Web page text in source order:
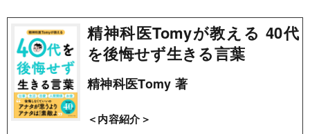
精神科医Tomyが教える 40代
を後悔せず生きる言葉
精神科医Tomy 著
＜内容紹介＞